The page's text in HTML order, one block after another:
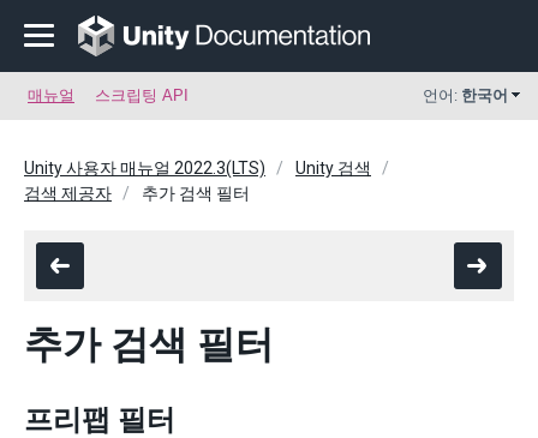
매뉴얼 스크립팅 API 언어: 한국어
Unity 사용자 매뉴얼 2022.3(LTS)
Unity 검색
검색 제공자
추가 검색 필터
추가 검색 필터
프리팹 필터